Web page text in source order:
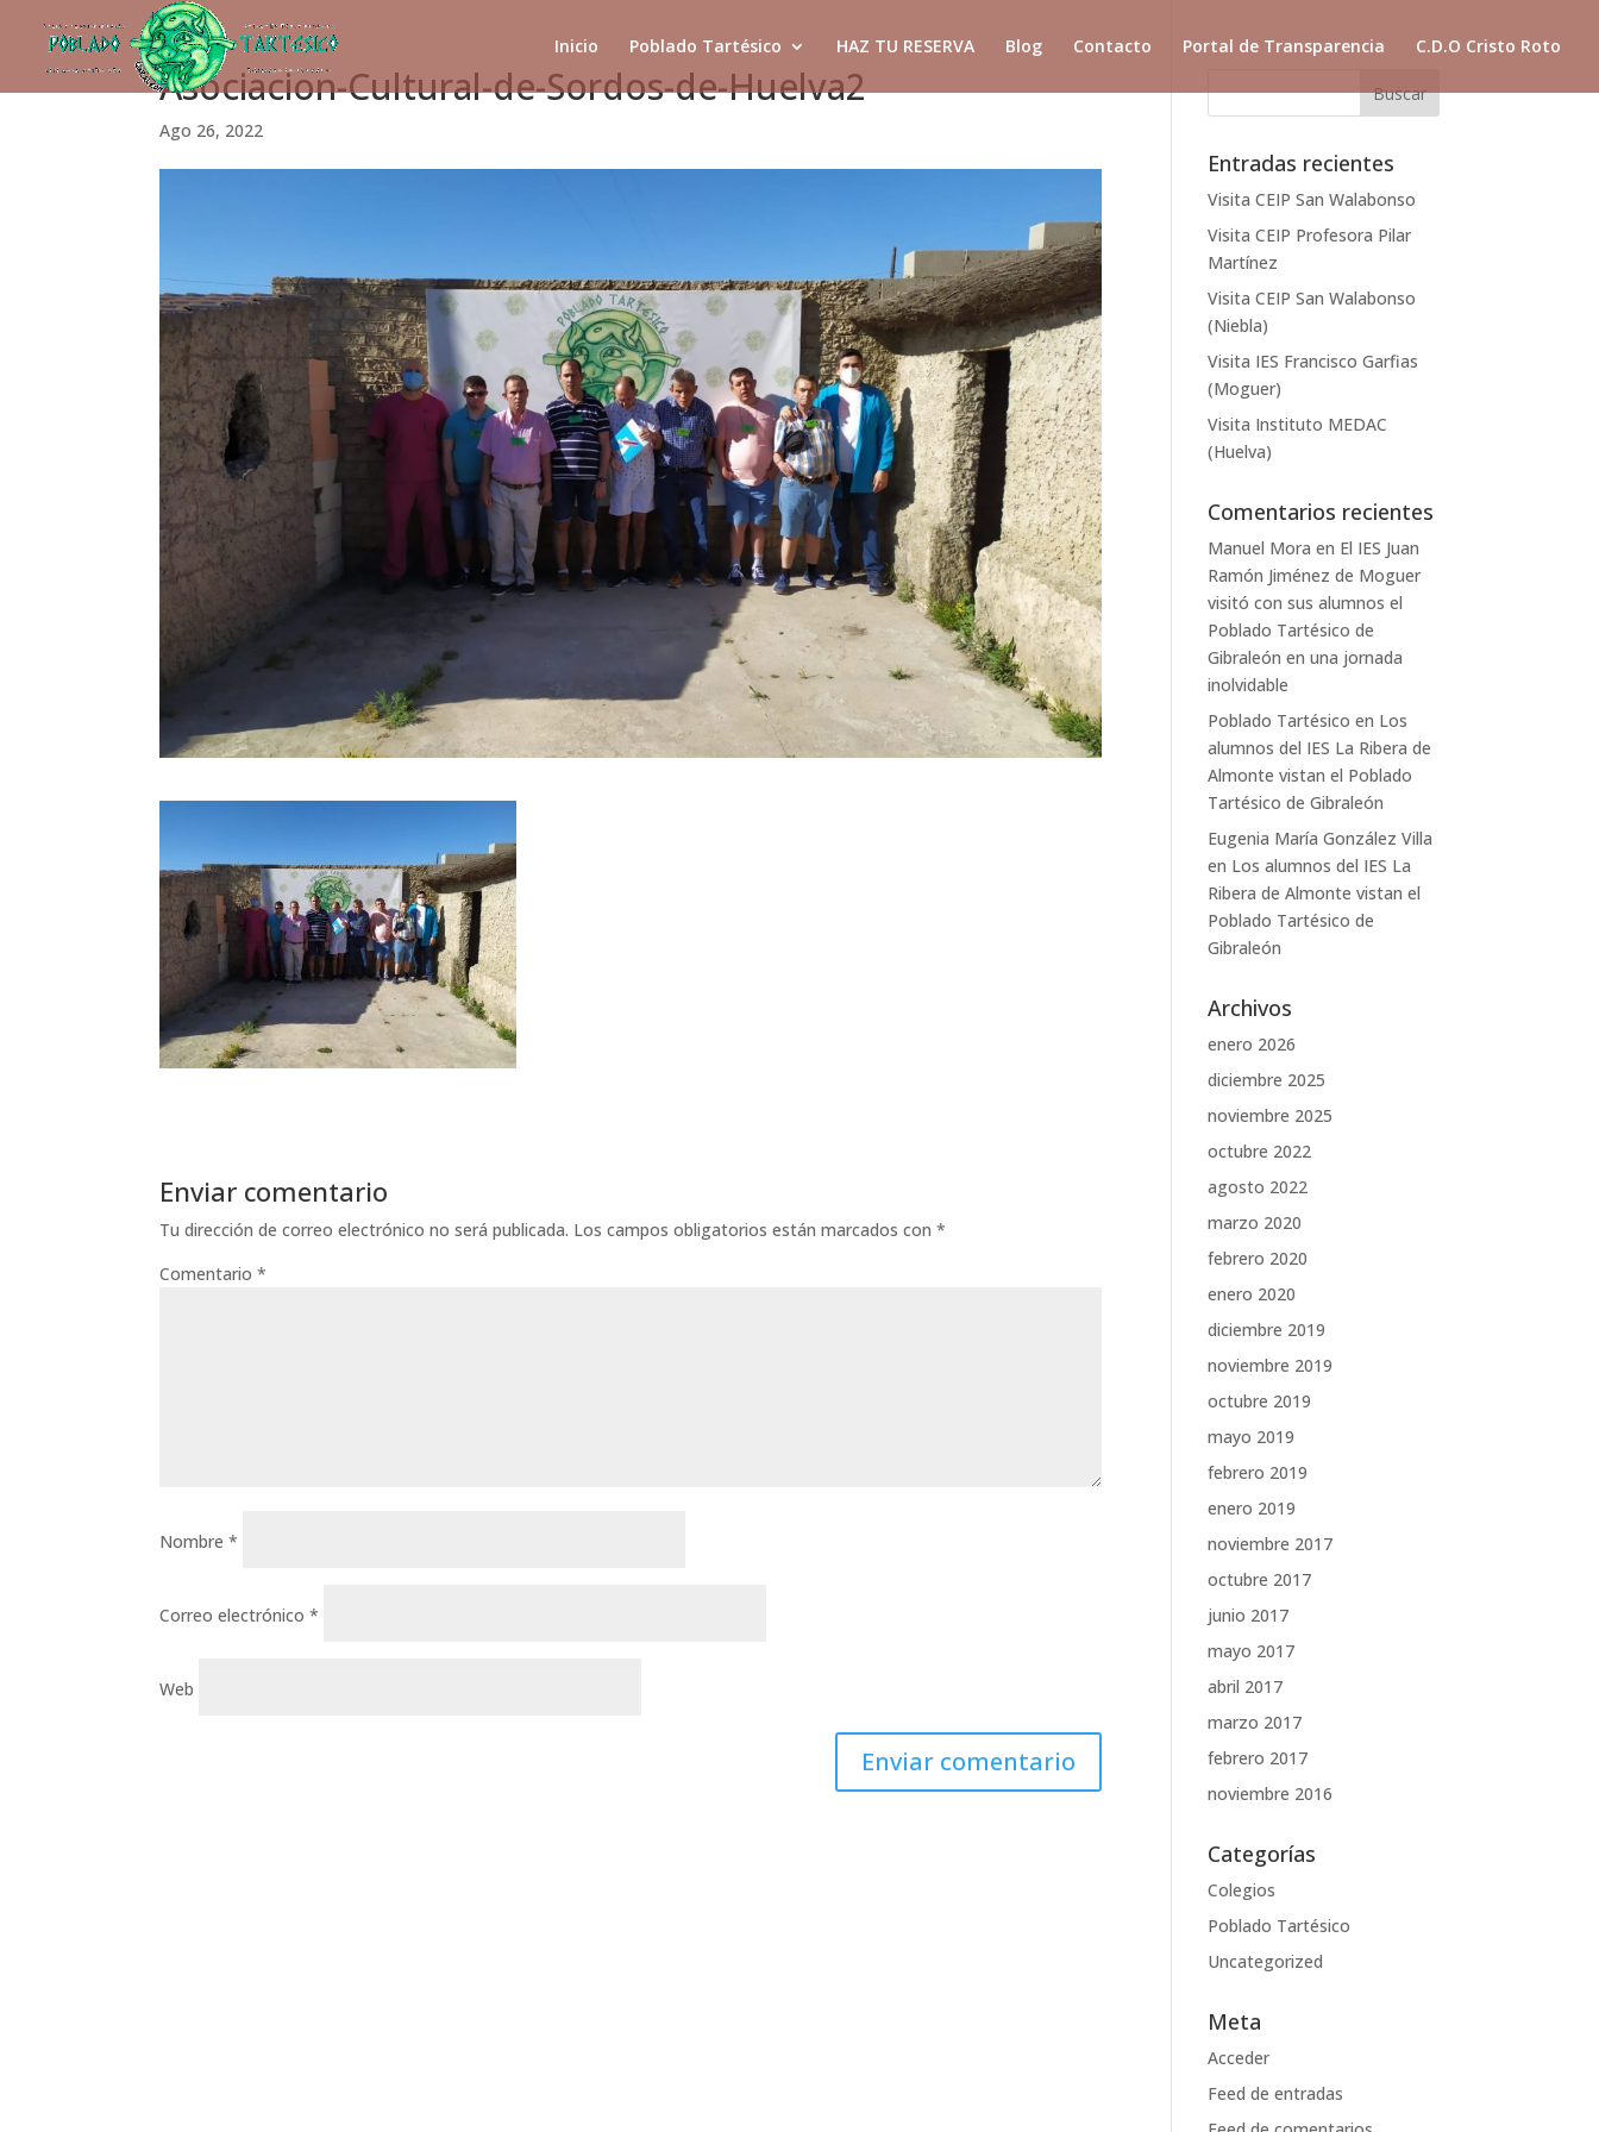
Inicio Poblado Tartésico HAZ TU RESERVA Blog Contacto Portal de Transparencia C.D.O Cristo Roto
Asociacion-Cultural-de-Sordos-de-Huelva2
Ago 26, 2022
Enviar comentario
Tu dirección de correo electrónico no será publicada. Los campos obligatorios están marcados con*
Comentario*
Nombre*
Correo electrónico*
Web
Entradas recientes
Visita CEIP San Walabonso
Visita CEIP Profesora Pilar
Martínez
Visita CEIP San Walabonso
(Niebla)
Visita IES Francisco Garfias
(Moguer)
Visita Instituto MEDAC
(Huelva)
Comentarios recientes
Manuel Mora en El IES Juan
Ramón Jiménez de Moguer
visitó con sus alumnos el
Poblado Tartésico de
Gibraleón en una jornada
inolvidable
Poblado Tartésico en Los
alumnos del IES La Ribera de
Almonte vistan el Poblado
Tartésico de Gibraleón
Eugenia María González Villa
en Los alumnos del IES La
Ribera de Almonte vistan el
Poblado Tartésico de
Gibraleón
Archivos
enero 2026
diciembre 2025
noviembre 2025
octubre 2022
agosto 2022
marzo 2020
febrero 2020
enero 2020
diciembre 2019
noviembre 2019
octubre 2019
mayo 2019
febrero 2019
enero 2019
noviembre 2017
octubre 2017
junio 2017
mayo 2017
abril 2017
marzo 2017
febrero 2017
noviembre 2016
Categorías
Colegios
Poblado Tartésico
Uncategorized
Meta
Acceder
Feed de entradas